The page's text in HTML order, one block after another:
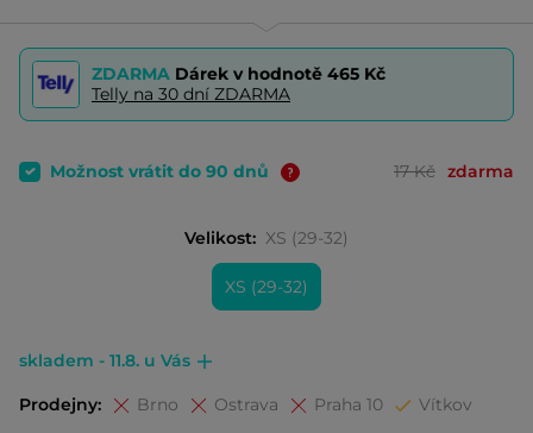
ZDARMA Dárek v hodnotě 465 Kč
Telly na 30 dní ZDARMA
Možnost vrátit do 90 dnů 17 Kč zdarma
Velikost: XS (29-32)
XS (29-32)
skladem - 11.8. u Vás
Prodejny: Brno Ostrava Praha 10 Vítkov